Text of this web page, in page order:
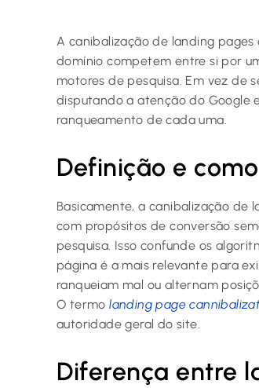
A canibalização de landing
domínio competem entre si por
motores de pesquisa. Em vez de
disputando a atenção do Google
ranqueamento de cada uma.
Definição e
Basicamente, a canibalização de
com propósitos de conversão
pesquisa. Isso confunde os
página é a mais relevante para
ranqueiam mal ou alternam
O termolanding page
autoridade geral do site.
Diferença entre